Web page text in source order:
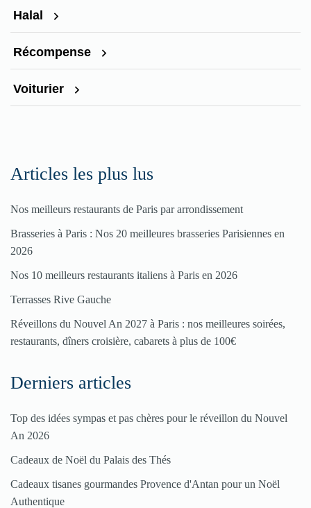
Halal
Récompense
Voiturier
Articles les plus lus
Nos meilleurs restaurants de Paris par arrondissement
Brasseries à Paris : Nos 20 meilleures brasseries Parisiennes en
2026
Nos 10 meilleurs restaurants italiens à Paris en 2026
Terrasses Rive Gauche
Réveillons du Nouvel An 2027 à Paris : nos meilleures soirées,
restaurants, dîners croisière, cabarets à plus de 100€
Derniers articles
Top des idées sympas et pas chères pour le réveillon du Nouvel
An 2026
Cadeaux de Noël du Palais des Thés
Cadeaux tisanes gourmandes Provence d'Antan pour un Noël
Authentique